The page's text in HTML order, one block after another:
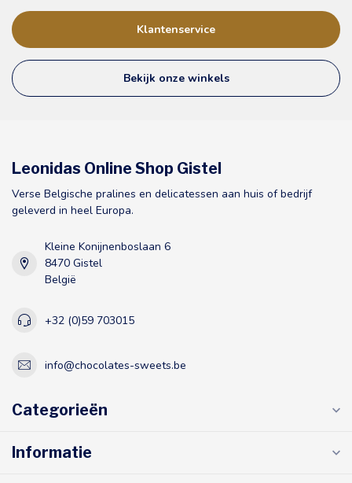
Klantenservice
Bekijk onze winkels
Leonidas Online Shop Gistel
Verse Belgische pralines en delicatessen aan huis of bedrijf
geleverd in heel Europa.
Kleine Konijnenboslaan 6
8470 Gistel
België
+32 (0)59 703015
info@chocolates-sweets.be
Categorieën
Informatie